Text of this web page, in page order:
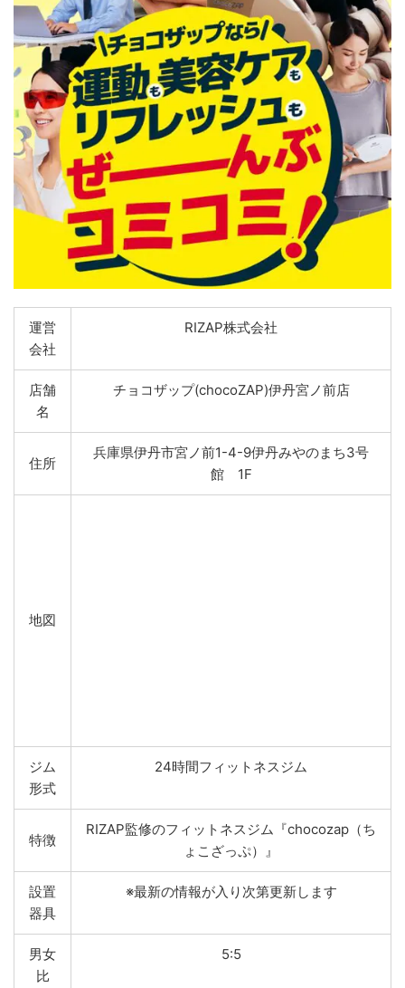
運営
会社
RIZAP株式会社
店舗
名
チョコザップ(chocoZAP)伊丹宮ノ前店
住所
兵庫県伊丹市宮ノ前1-4-9伊丹みやのまち3号
館 1F
地図
ジム
形式
24時間フィットネスジム
特徴
RIZAP監修のフィットネスジム『chocozap（ち
ょこざっぷ）』
設置
器具
※最新の情報が入り次第更新します
男女
比
5:5